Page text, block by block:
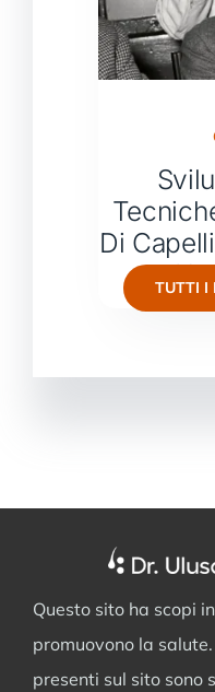
Di
TUTTI I
Questo sito ha scopi
promuovono la
presenti sul sito sono